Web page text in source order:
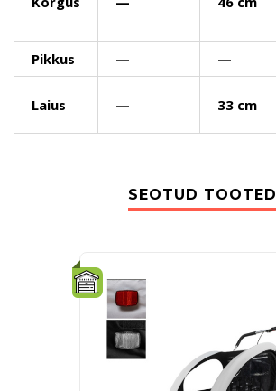
Pikkus — —
Laius — 33 cm
SEOTUD TOOTED